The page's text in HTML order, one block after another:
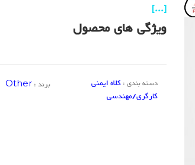
[...]
ویژگی های محصول
دسته بندی :کلاه ایمنی
کارگری/مهندسی
برند : Other